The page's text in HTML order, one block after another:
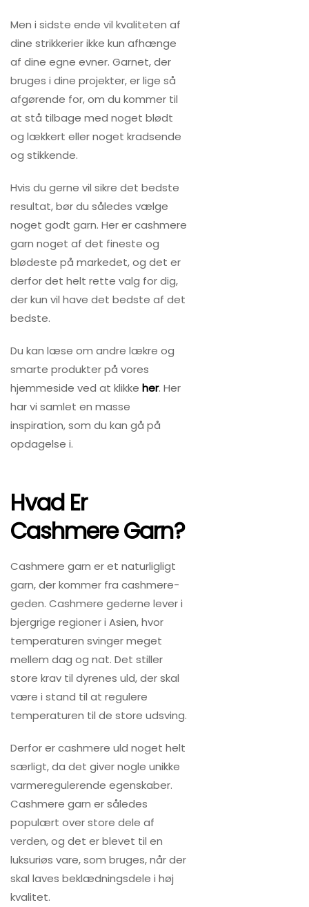
Men i sidste ende vil kvaliteten af
dine strikkerier ikke kun afhænge
af dine egne evner. Garnet, der
bruges i dine projekter, er lige så
afgørende for, om du kommer til
at stå tilbage med noget blødt
og lækkert eller noget kradsende
og stikkende.
Hvis du gerne vil sikre det bedste
resultat, bør du således vælge
noget godt garn. Her er cashmere
garn noget af det fineste og
blødeste på markedet, og det er
derfor det helt rette valg for dig,
der kun vil have det bedste af det
bedste.
Du kan læse om andre lækre og
smarte produkter på vores
hjemmeside ved at klikke her. Her
har vi samlet en masse
inspiration, som du kan gå på
opdagelse i.
Hvad Er
Cashmere Garn?
Cashmere garn er et naturligligt
garn, der kommer fra cashmere-
geden. Cashmere gederne lever i
bjergrige regioner i Asien, hvor
temperaturen svinger meget
mellem dag og nat. Det stiller
store krav til dyrenes uld, der skal
være i stand til at regulere
temperaturen til de store udsving.
Derfor er cashmere uld noget helt
særligt, da det giver nogle unikke
varmeregulerende egenskaber.
Cashmere garn er således
populært over store dele af
verden, og det er blevet til en
luksuriøs vare, som bruges, når der
skal laves beklædningsdele i høj
kvalitet.